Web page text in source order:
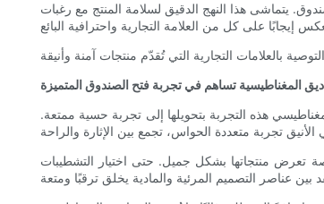
يتماشى هذا النهج الدقيق لسلامة المنتج مع رغبات
المغناطيسية تساهم في تجربة فتح الصندوق المتميزة
هذه التجربة بتحويلها إلى تجربة حسية ممتعة.
تعرض منتجاتها بشكل جميل. حتى اختيار التشطيبات